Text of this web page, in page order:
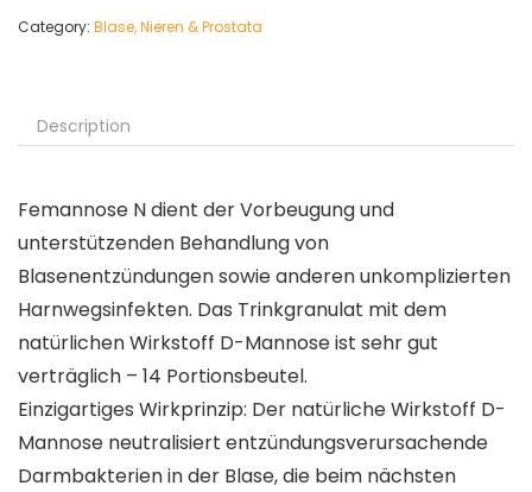
Category: Blase, Nieren & Prostata
Description
Femannose N dient der Vorbeugung und
unterstützenden Behandlung von
Blasenentzündungen sowie anderen unkomplizierten
Harnwegsinfekten. Das Trinkgranulat mit dem
natürlichen Wirkstoff D-Mannose ist sehr gut
verträglich – 14 Portionsbeutel.
Einzigartiges Wirkprinzip: Der natürliche Wirkstoff D-
Mannose neutralisiert entzündungsverursachende
Darmbakterien in der Blase, die beim nächsten